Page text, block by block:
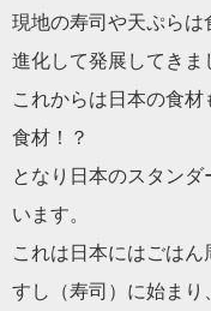
現地の寿司や天ぷらは
進化して発展してきま
これからは日本の食
食材！？
となり日本のスタン
います。
これは日本にはごはん
すし（寿司）に始まり